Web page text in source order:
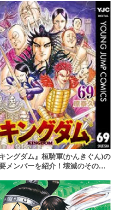
キングダム』桓騎軍(かんきぐん)の
メンバーを紹介！壊滅のその後